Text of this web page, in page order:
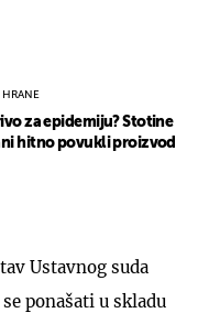
HRANE
za epidemiju? Stotine
hitno povukli proizvod
Ustavnog suda
ponašati u skladu